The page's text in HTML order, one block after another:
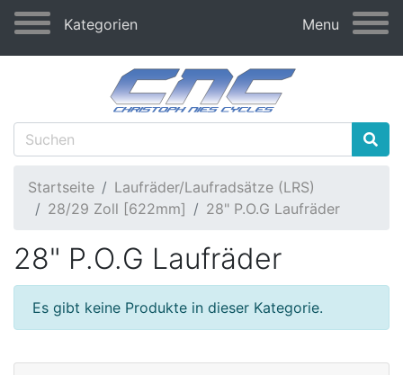
Kategorien Menu
Startseite
Laufräder/Laufradsätze (LRS)
28/29 Zoll [622mm]
28" P.O.G Laufräder
28" P.O.G Laufräder
Es gibt keine Produkte in dieser Kategorie.